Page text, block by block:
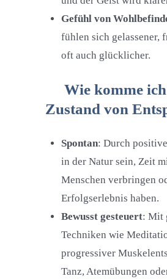
Gefühl von
fühlen sich gelassener,
oft auch glücklicher.
Wie komme
Zustand von
Spontan: Durch
in der Natur sein, Zeit
Menschen verbringen
Erfolgserlebnis haben.
Bewusst gesteuert: Mit
Techniken wie
progressiver
Tanz, Atemübungen